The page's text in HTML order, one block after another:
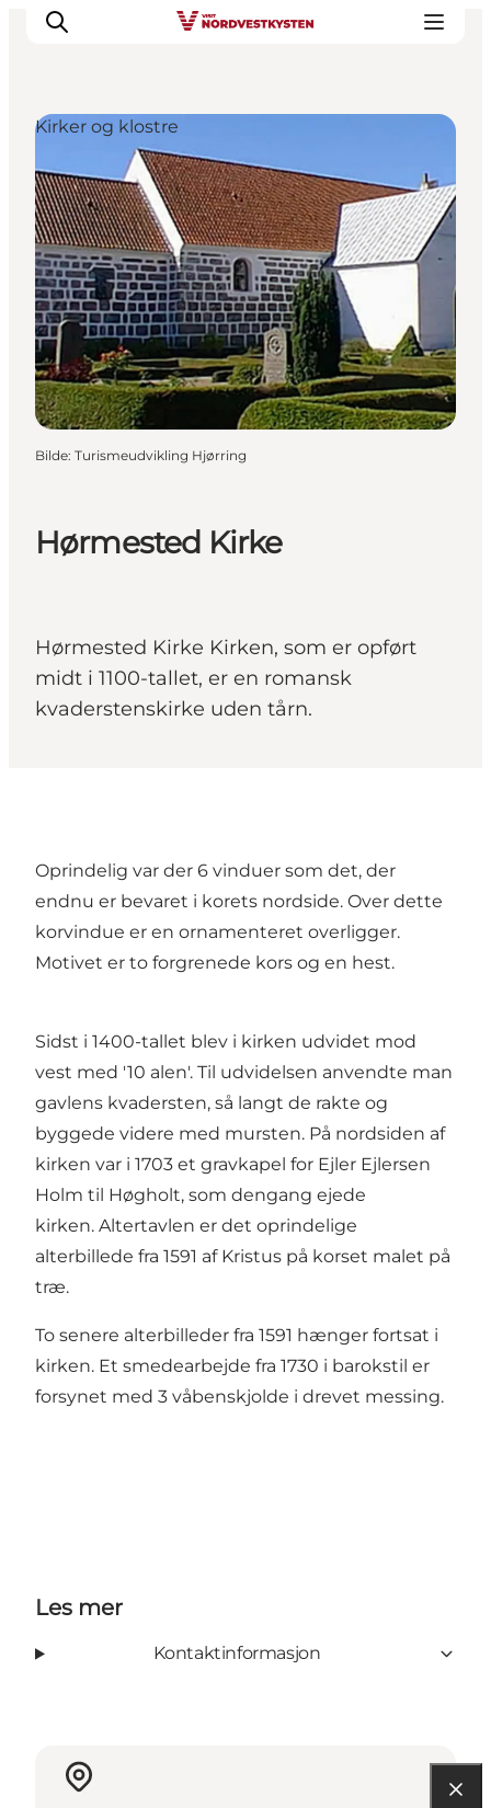
Byer og steder
Inspirasjon
Events
Overnatting
Planlegg ferien
Hørmested Kirke
Hørmested Kirke Kirken, som er opført
midt i 1100-tallet, er en romansk
kvaderstenskirke uden tårn.
Kirker og klostre
Bilde: Turismeudvikling Hjørring
Oprindelig var der 6 vinduer som det, der
endnu er bevaret i korets nordside. Over dette
korvindue er en ornamenteret overligger.
Motivet er to forgrenede kors og en hest.
Sidst i 1400-tallet blev i kirken udvidet mod
vest med '10 alen'. Til udvidelsen anvendte man
gavlens kvadersten, så langt de rakte og
byggede videre med mursten. På nordsiden af
kirken var i 1703 et gravkapel for Ejler Ejlersen
Holm til Høgholt, som dengang ejede
kirken. Altertavlen er det oprindelige
alterbillede fra 1591 af Kristus på korset malet på
træ.
To senere alterbilleder fra 1591 hænger fortsat i
kirken. Et smedearbejde fra 1730 i barokstil er
forsynet med 3 våbenskjolde i drevet messing.
Les mer
Kontaktinformasjon